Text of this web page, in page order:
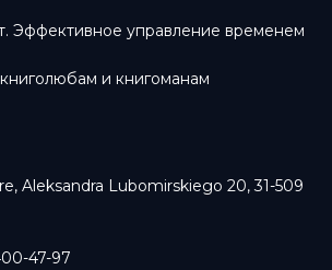
Эффективное управление временем
и книгоманам
Aleksandra Lubomirskiego 20, 31-509
47-97